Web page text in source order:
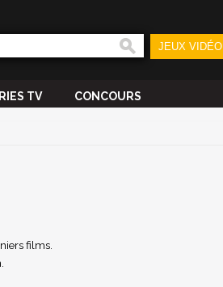
JEUX VIDÉO
TV CONCOURS
films.